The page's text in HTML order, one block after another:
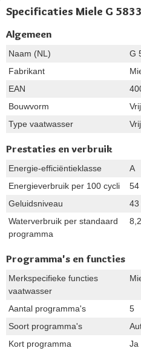
Specificaties Miele G
Algemeen
Naam (NL)
G
Fabrikant
EAN
Bouwvorm
Type vaatwasser
Prestaties en verbruik
Energie-efficiëntieklasse
A
Energieverbruik per 100 cycli
54
Geluidsniveau
43
Waterverbruik per standaard
programma
Programma's en functies
Merkspecifieke functies
vaatwasser
Aantal programma's
5
Soort programma's
Kort programma
Ja